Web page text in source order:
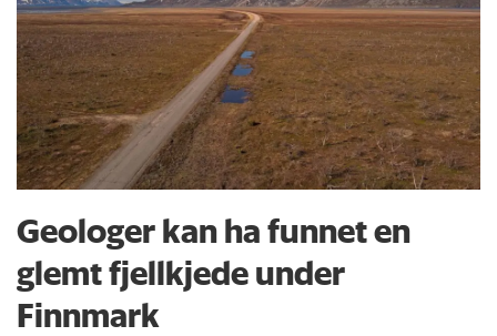
Geologer kan ha funnet en
glemt fjellkjede under
Finnmark